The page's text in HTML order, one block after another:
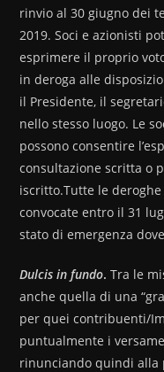
rinvio al 30 giugno dei
2019. Soci e azionisti
esprimere il proprio
in deroga alle
il Presidente, il
nello stesso luogo. Le
possono consentire
consultazione scritta o
iscritto.Tutte le
convocate entro il 31
stato di emergenza
Dulcis in fundo. Tra le
anche quella di una
per quei contribuenti/
puntualmente i
rinunciando quindi alla